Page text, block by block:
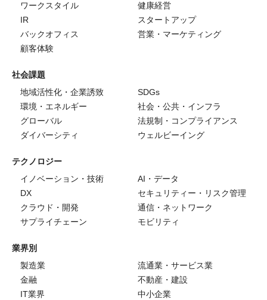
ワークスタイル
健康経営
IR
スタートアップ
バックオフィス
営業・マーケティング
顧客体験
社会課題
地域活性化・企業誘致
SDGs
環境・エネルギー
社会・公共・インフラ
グローバル
法規制・コンプライアンス
ダイバーシティ
ウェルビーイング
テクノロジー
イノベーション・技術
AI・データ
DX
セキュリティー・リスク管理
クラウド・開発
通信・ネットワーク
サプライチェーン
モビリティ
業界別
製造業
流通業・サービス業
金融
不動産・建設
IT業界
中小企業